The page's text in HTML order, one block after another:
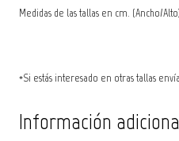
Medidas de las tallas en cm. (Ancho/
*Si estás interesado en otras tallas
Información